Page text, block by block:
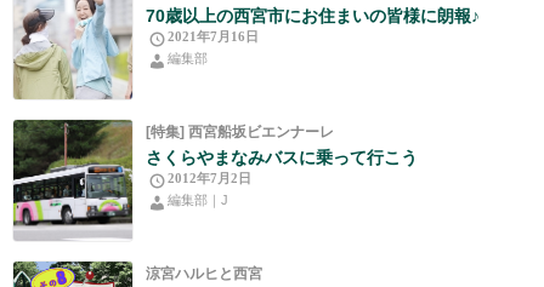
70歳以上の西宮市にお住まいの皆様に朗報♪
2021年7月16日
編集部
[特集] 西宮船坂ビエンナーレ
さくらやまなみバスに乗って行こう
2012年7月2日
編集部｜J
涼宮ハルヒと西宮